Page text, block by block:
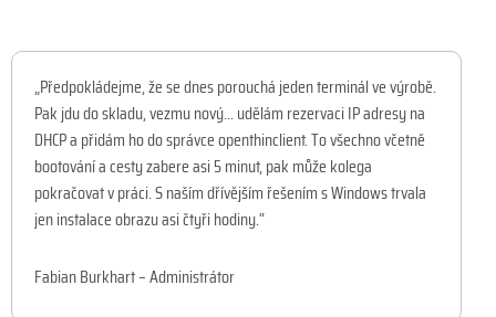
„Předpokládejme, že se dnes porouchá jeden terminál ve výrobě.
Pak jdu do skladu, vezmu nový... udělám rezervaci IP adresy na
DHCP a přidám ho do správce openthinclient. To všechno včetně
bootování a cesty zabere asi 5 minut, pak může kolega
pokračovat v práci. S naším dřívějším řešením s Windows trvala
jen instalace obrazu asi čtyři hodiny.“
Fabian Burkhart – Administrátor